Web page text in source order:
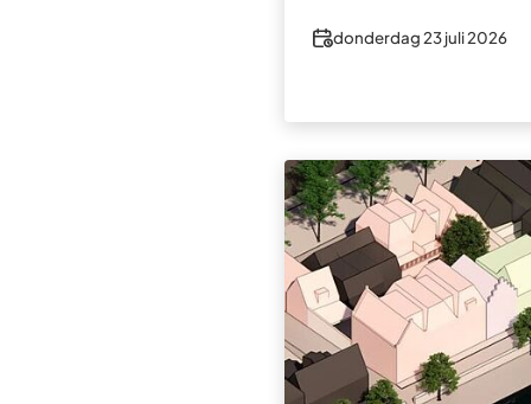
Datum
donderdag 23 juli 2026